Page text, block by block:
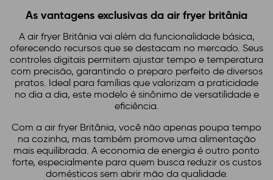
As vantagens exclusivas da air fryer britânia
A air fryer Britânia vai além da funcionalidade básica,
oferecendo recursos que se destacam no mercado. Seus
controles digitais permitem ajustar tempo e temperatura
com precisão, garantindo o preparo perfeito de diversos
pratos. Ideal para famílias que valorizam a praticidade
no dia a dia, este modelo é sinônimo de versatilidade e
eficiência.
Com a air fryer Britânia, você não apenas poupa tempo
na cozinha, mas também promove uma alimentação
mais equilibrada. A economia de energia é outro ponto
forte, especialmente para quem busca reduzir os custos
domésticos sem abrir mão da qualidade.